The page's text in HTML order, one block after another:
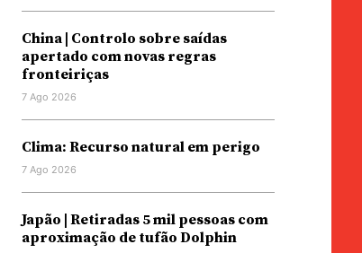
China | Controlo sobre saídas
apertado com novas regras
fronteiriças
7 Ago 2026
Clima: Recurso natural em perigo
7 Ago 2026
Japão | Retiradas 5 mil pessoas com
aproximação de tufão Dolphin